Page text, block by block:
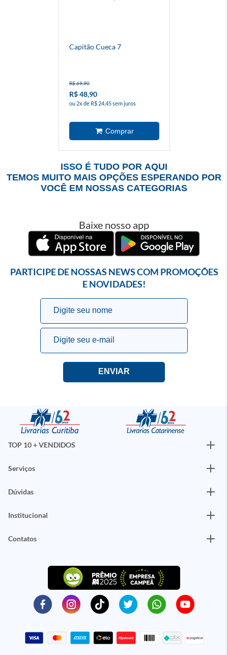
Capitão Cueca 7
R$ 69,90
R$ 48,90
ou 2x de R$ 24,45 sem juros
ISSO É TUDO POR AQUI
TEMOS MUITO MAIS OPÇÕES ESPERANDO POR
VOCÊ EM NOSSAS CATEGORIAS
Baixe nosso app
PARTICIPE DE NOSSAS NEWS COM PROMOÇÕES
E NOVIDADES!
TOP 10 + VENDIDOS
Serviços
Dúvidas
Institucional
Contatos